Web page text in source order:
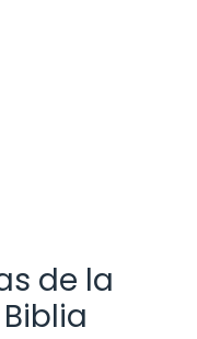
de la